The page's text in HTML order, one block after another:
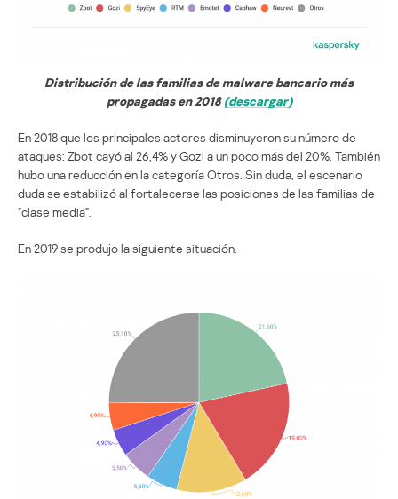
Distribución de las familias de malware bancario más
propagadas en 2018(descargar)
En 2018 que los principales actores disminuyeron su número de
ataques: Zbot cayó al 26,4% y Gozi a un poco más del 20%. También
hubo una reducción en la categoría Otros. Sin duda, el escenario
duda se estabilizó al fortalecerse las posiciones de las familias de
“clase media”.
En 2019 se produjo la siguiente situación.